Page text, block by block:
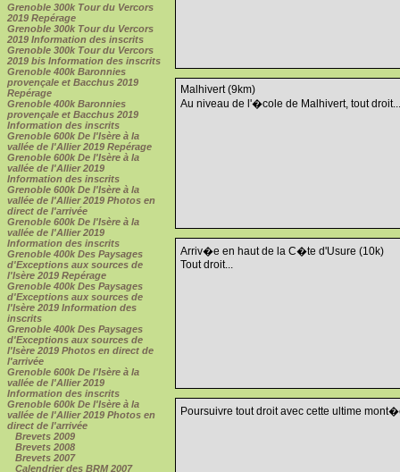
Grenoble 300k Tour du Vercors
2019 Repérage
Grenoble 300k Tour du Vercors
2019 Information des inscrits
Grenoble 300k Tour du Vercors
2019 bis Information des inscrits
Grenoble 400k Baronnies
provençale et Bacchus 2019
Repérage
Grenoble 400k Baronnies
provençale et Bacchus 2019
Information des inscrits
Grenoble 600k De l'Isère à la
vallée de l'Allier 2019 Repérage
Grenoble 600k De l'Isère à la
vallée de l'Allier 2019
Information des inscrits
Grenoble 600k De l'Isère à la
vallée de l'Allier 2019 Photos en
direct de l'arrivée
Grenoble 600k De l'Isère à la
vallée de l'Allier 2019
Information des inscrits
Grenoble 400k Des Paysages
d'Exceptions aux sources de
l'Isère 2019 Repérage
Grenoble 400k Des Paysages
d'Exceptions aux sources de
l'Isère 2019 Information des
inscrits
Grenoble 400k Des Paysages
d'Exceptions aux sources de
l'Isère 2019 Photos en direct de
l'arrivée
Grenoble 600k De l'Isère à la
vallée de l'Allier 2019
Information des inscrits
Grenoble 600k De l'Isère à la
vallée de l'Allier 2019 Photos en
direct de l'arrivée
Brevets 2009
Brevets 2008
Brevets 2007
Calendrier des BRM 2007
Malhivert (9km)
Au niveau de l'�cole de Malhivert, tout
Arriv�e en haut de la C�te d'Usure (10k)
Tout droit...
Poursuivre tout droit avec cette ultime